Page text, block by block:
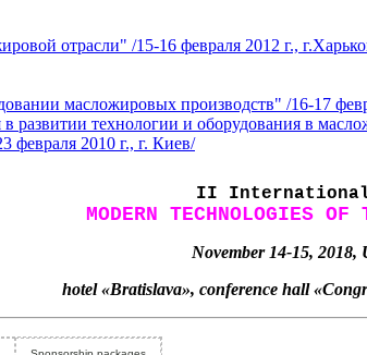
отрасли" /15-16 февраля 2012 г.,
масложировых производств" /16-17
технологии и оборудования в
февраля 2010 г., г. Киев/
II International
MODERN TECHNOLOGIES
November 14-15, 2018,
hotel «Bratislava», conference hall